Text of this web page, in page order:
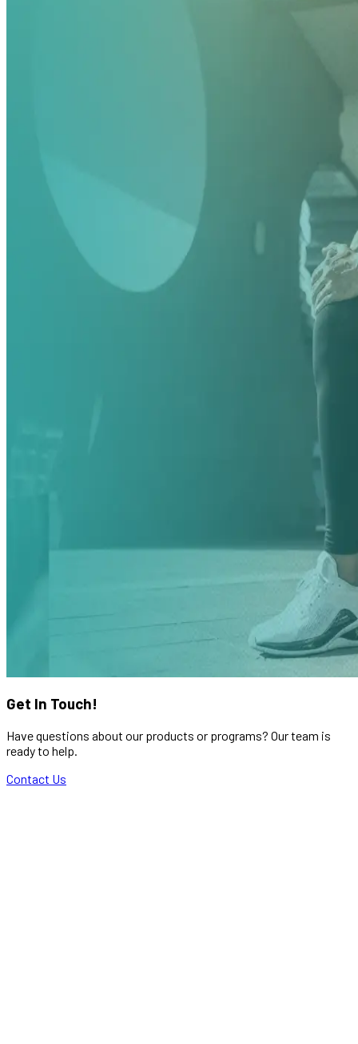
Get In Touch!
Have questions about our products or programs? Our team is
ready to help.
Contact Us